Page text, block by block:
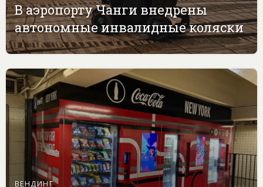
В аэропорту Чанги внедрены
автономные инвалидные коляски
ВЕНДИНГ